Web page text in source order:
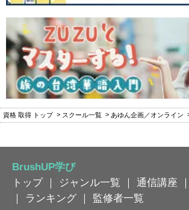
資格 取得 トップ スクール一覧 あゆん企画／オンライン
BrushUP学び
トップ｜ ジャンル一覧 ｜ 通信講座 ｜
｜
ランキング ｜ 監修者一覧